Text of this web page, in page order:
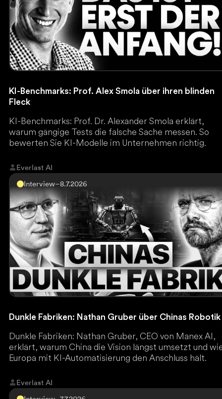
KI-Benchmarks: Prof. Alex Smola über ihren blinden
Fleck
KI-Benchmarks: Prof. Dr. Alexander Smola erklärt,
warum gängige Tests die falsche Sache messen. So
bewerten Sie KI-Modelle im Unternehmen richtig.
Everlast AI
Interview–8.7.2026
Dunkle Fabriken: Nathan Gruber über Chinas Robotik
Dunkle Fabriken: Nathan Gruber, CEO von Manex AI,
erklärt, warum China die Vision längst umsetzt und
Europa mit KI-Automatisierung den Anschluss hält.
Everlast AI